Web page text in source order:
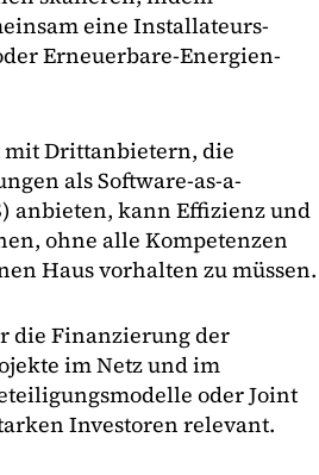
eine Installateurs-
Erneuerbare-Energien-
Drittanbietern, die
als Software-as-a-
anbieten, kann Effizienz und
ohne alle Kompetenzen
Haus vorhalten zu müssen.
die Finanzierung der
im Netz und im
oder Joint
Investoren relevant.